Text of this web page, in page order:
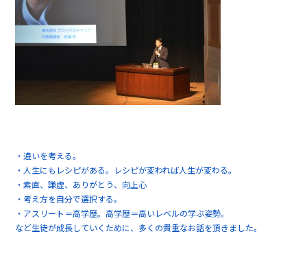
・違いを考える。
・人生にもレシピがある。レシピが変われば人生が変わる。
・素直、謙虚、ありがとう、向上心
・考え方を自分で選択する。
・アスリート＝高学歴。高学歴＝高いレベルの学ぶ姿勢。
など生徒が成長していくために、多くの貴重なお話を頂きました。